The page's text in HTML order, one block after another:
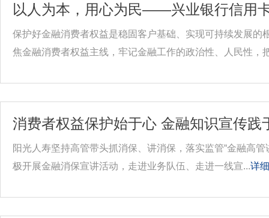
以人为本，用心为民——兴业银行信用
保护好金融消费者权益是稳固客户基础、实现可持续发展的
焦金融消费者权益主线，牢记金融工作的政治性、人民性，
消费者权益保护始于心 金融知识宣传践
阳光人寿坚持高管带头抓消保、讲消保，落实监管“金融高
极开展金融消保宣讲活动，走进业务队伍、走进一线宣...详